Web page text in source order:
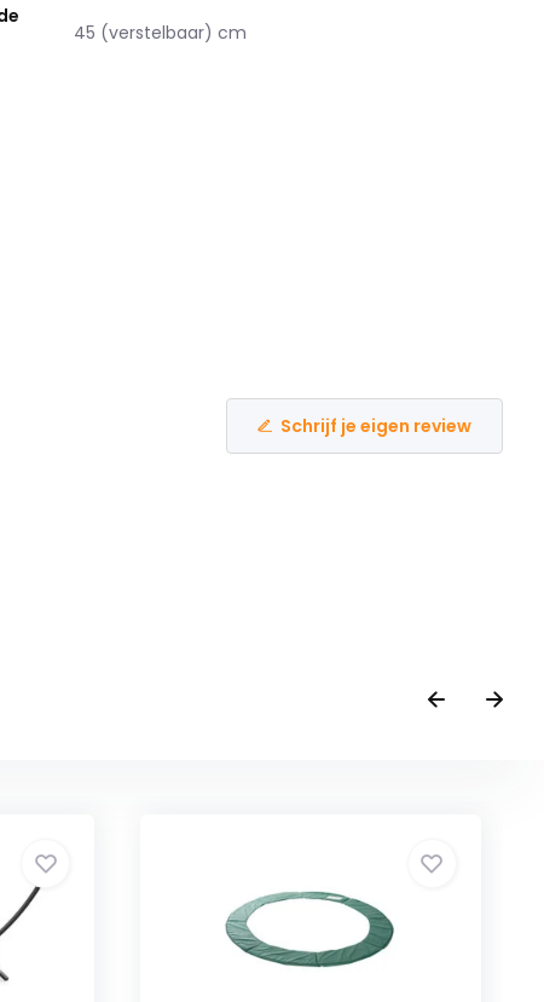
45 (verstelbaar) cm
Schrijf je eigen review